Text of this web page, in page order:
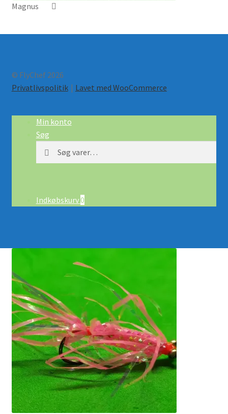
Magnus
© FlyChef 2026
Privatlivspolitik
Lavet med WooCommerce.
Min konto
Søg
efter:
Indkøbskurv0